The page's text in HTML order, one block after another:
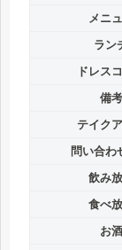
メニ
ラン
ドレス
備考
テイク
問い合わ
飲み
食べ
お酒